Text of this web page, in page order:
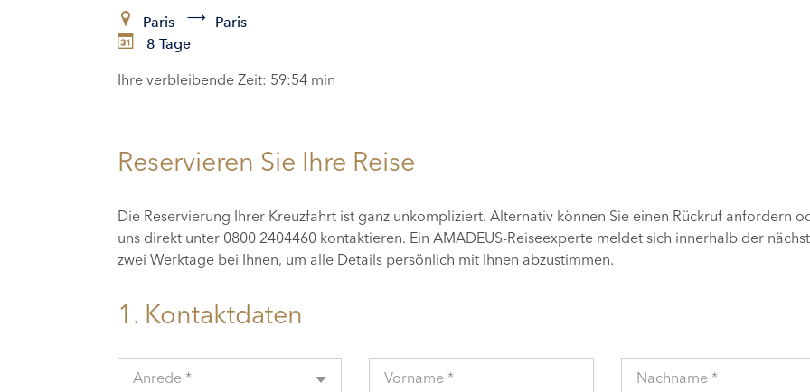
Paris
Paris
8 Tage
Ihre verbleibende Zeit: 59:53 min
Reservieren Sie Ihre Reise
Die Reservierung Ihrer Kreuzfahrt ist ganz unkompliziert. Alternativ können Sie einen Rückruf anfordern
uns direkt unter 0800 2404460 kontaktieren. Ein AMADEUS-Reiseexperte meldet sich innerhalb der
zwei Werktage bei Ihnen, um alle Details persönlich mit Ihnen abzustimmen.
1. Kontaktdaten
Anrede * Vorname * Nachname *